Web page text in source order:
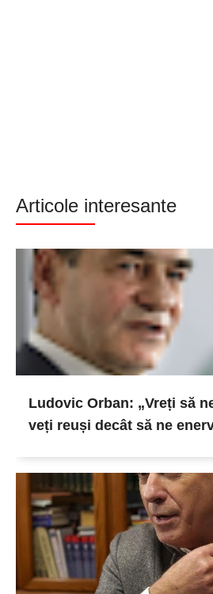
Articole interesante
Ludovic Orban: „Vreți să
veți reuși decât să ne